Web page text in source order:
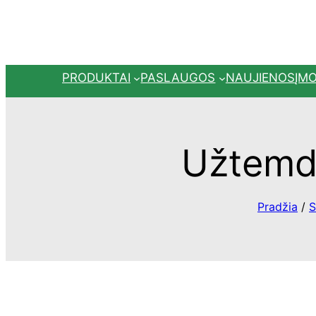
PRODUKTAI PASLAUGOS NAUJIENOS
Pradžia /